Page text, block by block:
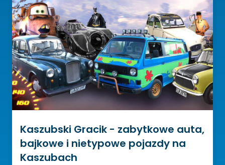
Kaszubski Gracik - zabytkowe auta,
bajkowe i nietypowe pojazdy na
Kaszubach